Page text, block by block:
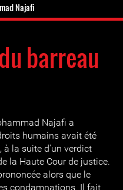
Najafi
barreau
Najafi a
humains avait été
à la suite d'un verdict
la Haute Cour de justice.
alors que le
condamnations. Il fait